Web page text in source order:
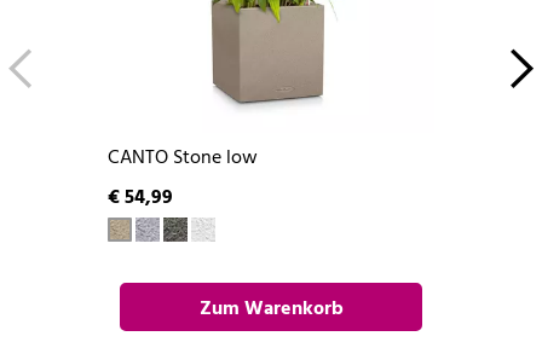
CANTO Stone low
€ 54,99
Zum Warenkorb